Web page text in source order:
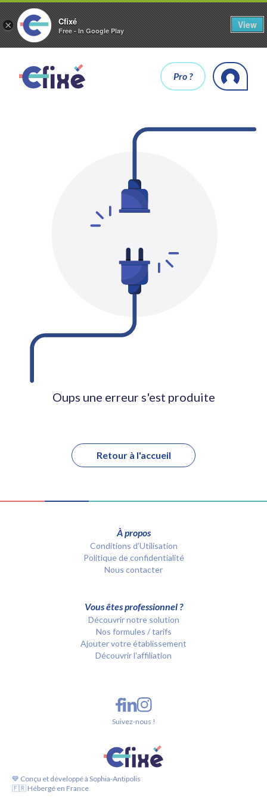
× Cfixé
Free - In Google Play
View
Pro ?
Oups une erreur s'est produite
Retour à l'accueil
À propos
Conditions d’Utilisation
Politique de confidentialité
Nous contacter
Vous êtes professionnel ?
Découvrir notre solution
Nos formules / tarifs
Ajouter votre établissement
Découvrir l'affiliation
💙 Conçu et développé à Sophia-Antipolis
🇫🇷 Hébergé en France
Suivez-nous !